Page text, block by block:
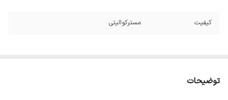
کیفیت مسترکوالیتی
توضیحات